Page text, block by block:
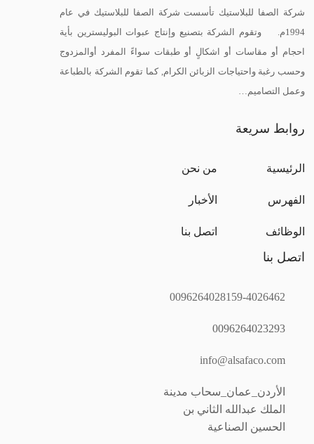
شركة الصفا للبلاستيك تأسست شركة الصفا للبلاستيك في عام
1994م. وتقوم الشركة بتصنيع وإنتاج عبوات البوليسترين بأية
احجام أو مقاسات أو اشكالٍ أو طبقات سواءً المفرد أوالمزدوج
وحسب رغبة واحتياجات الزبائن الكرام, كما تقوم الشركة بالطباعة
وعمل التصاميم…
روابط سريعة
main
menu
الرئيسية من نحن
الفهرس الأخبار
الوظائف اتصل بنا
اتصل بنا
0096264028159-4026462
0096264023293
info@alsafaco.com
الأردن_عمان_سحاب مدينة
الملك عبدالله الثاني بن
الحسين الصناعية